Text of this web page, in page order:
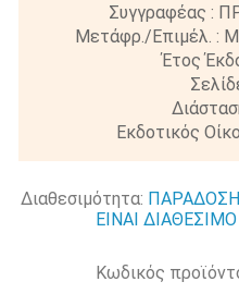
Συγγραφέας :
Μετάφρ./Επιμέλ. :
Έτος
Εκδοτικός
Διαθεσιμότητα:
ΕΙΝΑΙ
Κωδικός